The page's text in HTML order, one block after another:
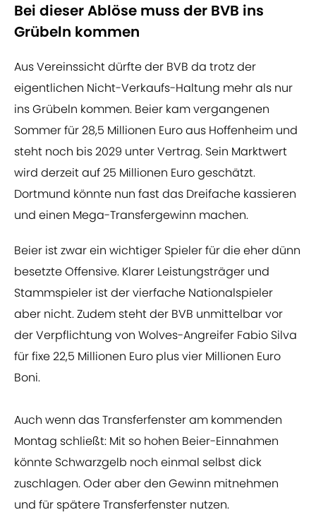
Bei dieser Ablöse muss der BVB ins
Grübeln kommen
Aus Vereinssicht dürfte der BVB da trotz der
eigentlichen Nicht-Verkaufs-Haltung mehr als nur
ins Grübeln kommen. Beier kam vergangenen
Sommer für 28,5 Millionen Euro aus Hoffenheim und
steht noch bis 2029 unter Vertrag. Sein Marktwert
wird derzeit auf 25 Millionen Euro geschätzt.
Dortmund könnte nun fast das Dreifache kassieren
und einen Mega-Transfergewinn machen.
Beier ist zwar ein wichtiger Spieler für die eher dünn
besetzte Offensive. Klarer Leistungsträger und
Stammspieler ist der vierfache Nationalspieler
aber nicht. Zudem steht der BVB unmittelbar vor
der Verpflichtung von Wolves-Angreifer Fabio Silva
für fixe 22,5 Millionen Euro plus vier Millionen Euro
Boni.
Auch wenn das Transferfenster am kommenden
Montag schließt: Mit so hohen Beier-Einnahmen
könnte Schwarzgelb noch einmal selbst dick
zuschlagen. Oder aber den Gewinn mitnehmen
und für spätere Transferfenster nutzen.